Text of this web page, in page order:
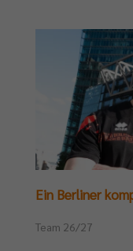
Ein Berliner
Team 26/27